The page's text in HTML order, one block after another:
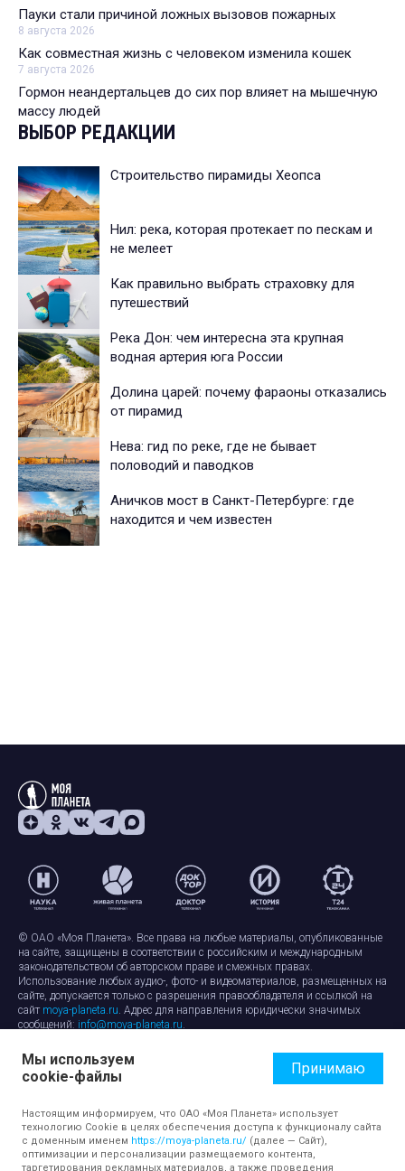
Пауки стали причиной ложных вызовов пожарных
8 августа 2026
Как совместная жизнь с человеком изменила кошек
7 августа 2026
Гормон неандертальцев до сих пор влияет на мышечную
массу людей
ВЫБОР РЕДАКЦИИ
Строительство пирамиды Хеопса
Нил: река, которая протекает по пескам и
не мелеет
Как правильно выбрать страховку для
путешествий
Река Дон: чем интересна эта крупная
водная артерия юга России
Долина царей: почему фараоны отказались
от пирамид
Нева: гид по реке, где не бывает
половодий и паводков
Аничков мост в Санкт-Петербурге: где
находится и чем известен
© ОАО «Моя Планета». Все права на любые материалы, опубликованные
на сайте, защищены в соответствии с российским и международным
законодательством об авторском праве и смежных правах.
Использование любых аудио-, фото- и видеоматериалов, размещенных на
сайте, допускается только с разрешения правообладателя и ссылкой на
сайт moya-planeta.ru. Адрес для направления юридически значимых
сообщений: info@moya-planeta.ru.
Правила сайтаРабота с cookie-файлами
Защита персональных данных
Обработка персональных данных
Мы используем
cookie-файлы
Принимаю
Настоящим информируем, что ОАО «Моя Планета» использует
технологию Cookie в целях обеспечения доступа к функционалу сайта
с доменным именем https://moya-planeta.ru/ (далее — Сайт),
оптимизации и персонализации размещаемого контента,
таргетирования рекламных материалов, а также проведения